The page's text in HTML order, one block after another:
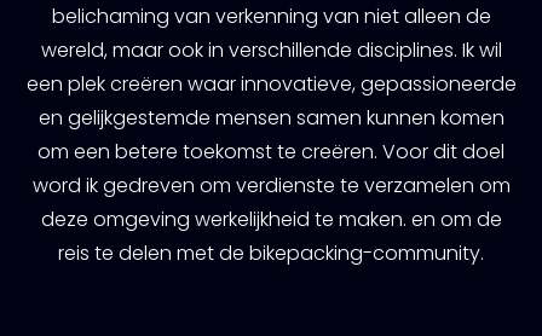
belichaming van verkenning van niet alleen de
wereld, maar ook in verschillende disciplines. Ik wil
een plek creëren waar innovatieve, gepassioneerde
en gelijkgestemde mensen samen kunnen komen
om een ​​betere toekomst te creëren. Voor dit doel
word ik gedreven om verdienste te verzamelen om
deze omgeving werkelijkheid te maken. en om de
reis te delen met de bikepacking-community.